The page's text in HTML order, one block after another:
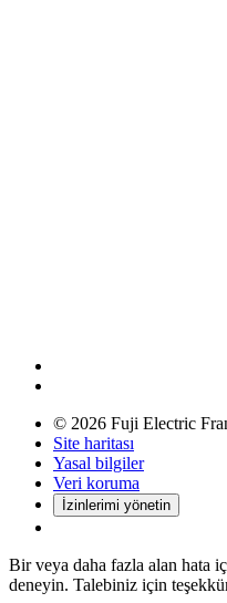
© 2026 Fuji Electric
Site haritası
Yasal bilgiler
Veri koruma
İzinlerimi yönetin
Bir veya daha fazla alan hata
deneyin. Talebiniz için